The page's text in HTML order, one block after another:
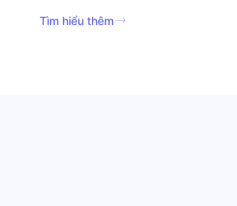
Tìm hiểu thêm